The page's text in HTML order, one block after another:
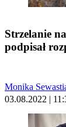
Strzelanie
podpisał
Monika
03.08.2022 |